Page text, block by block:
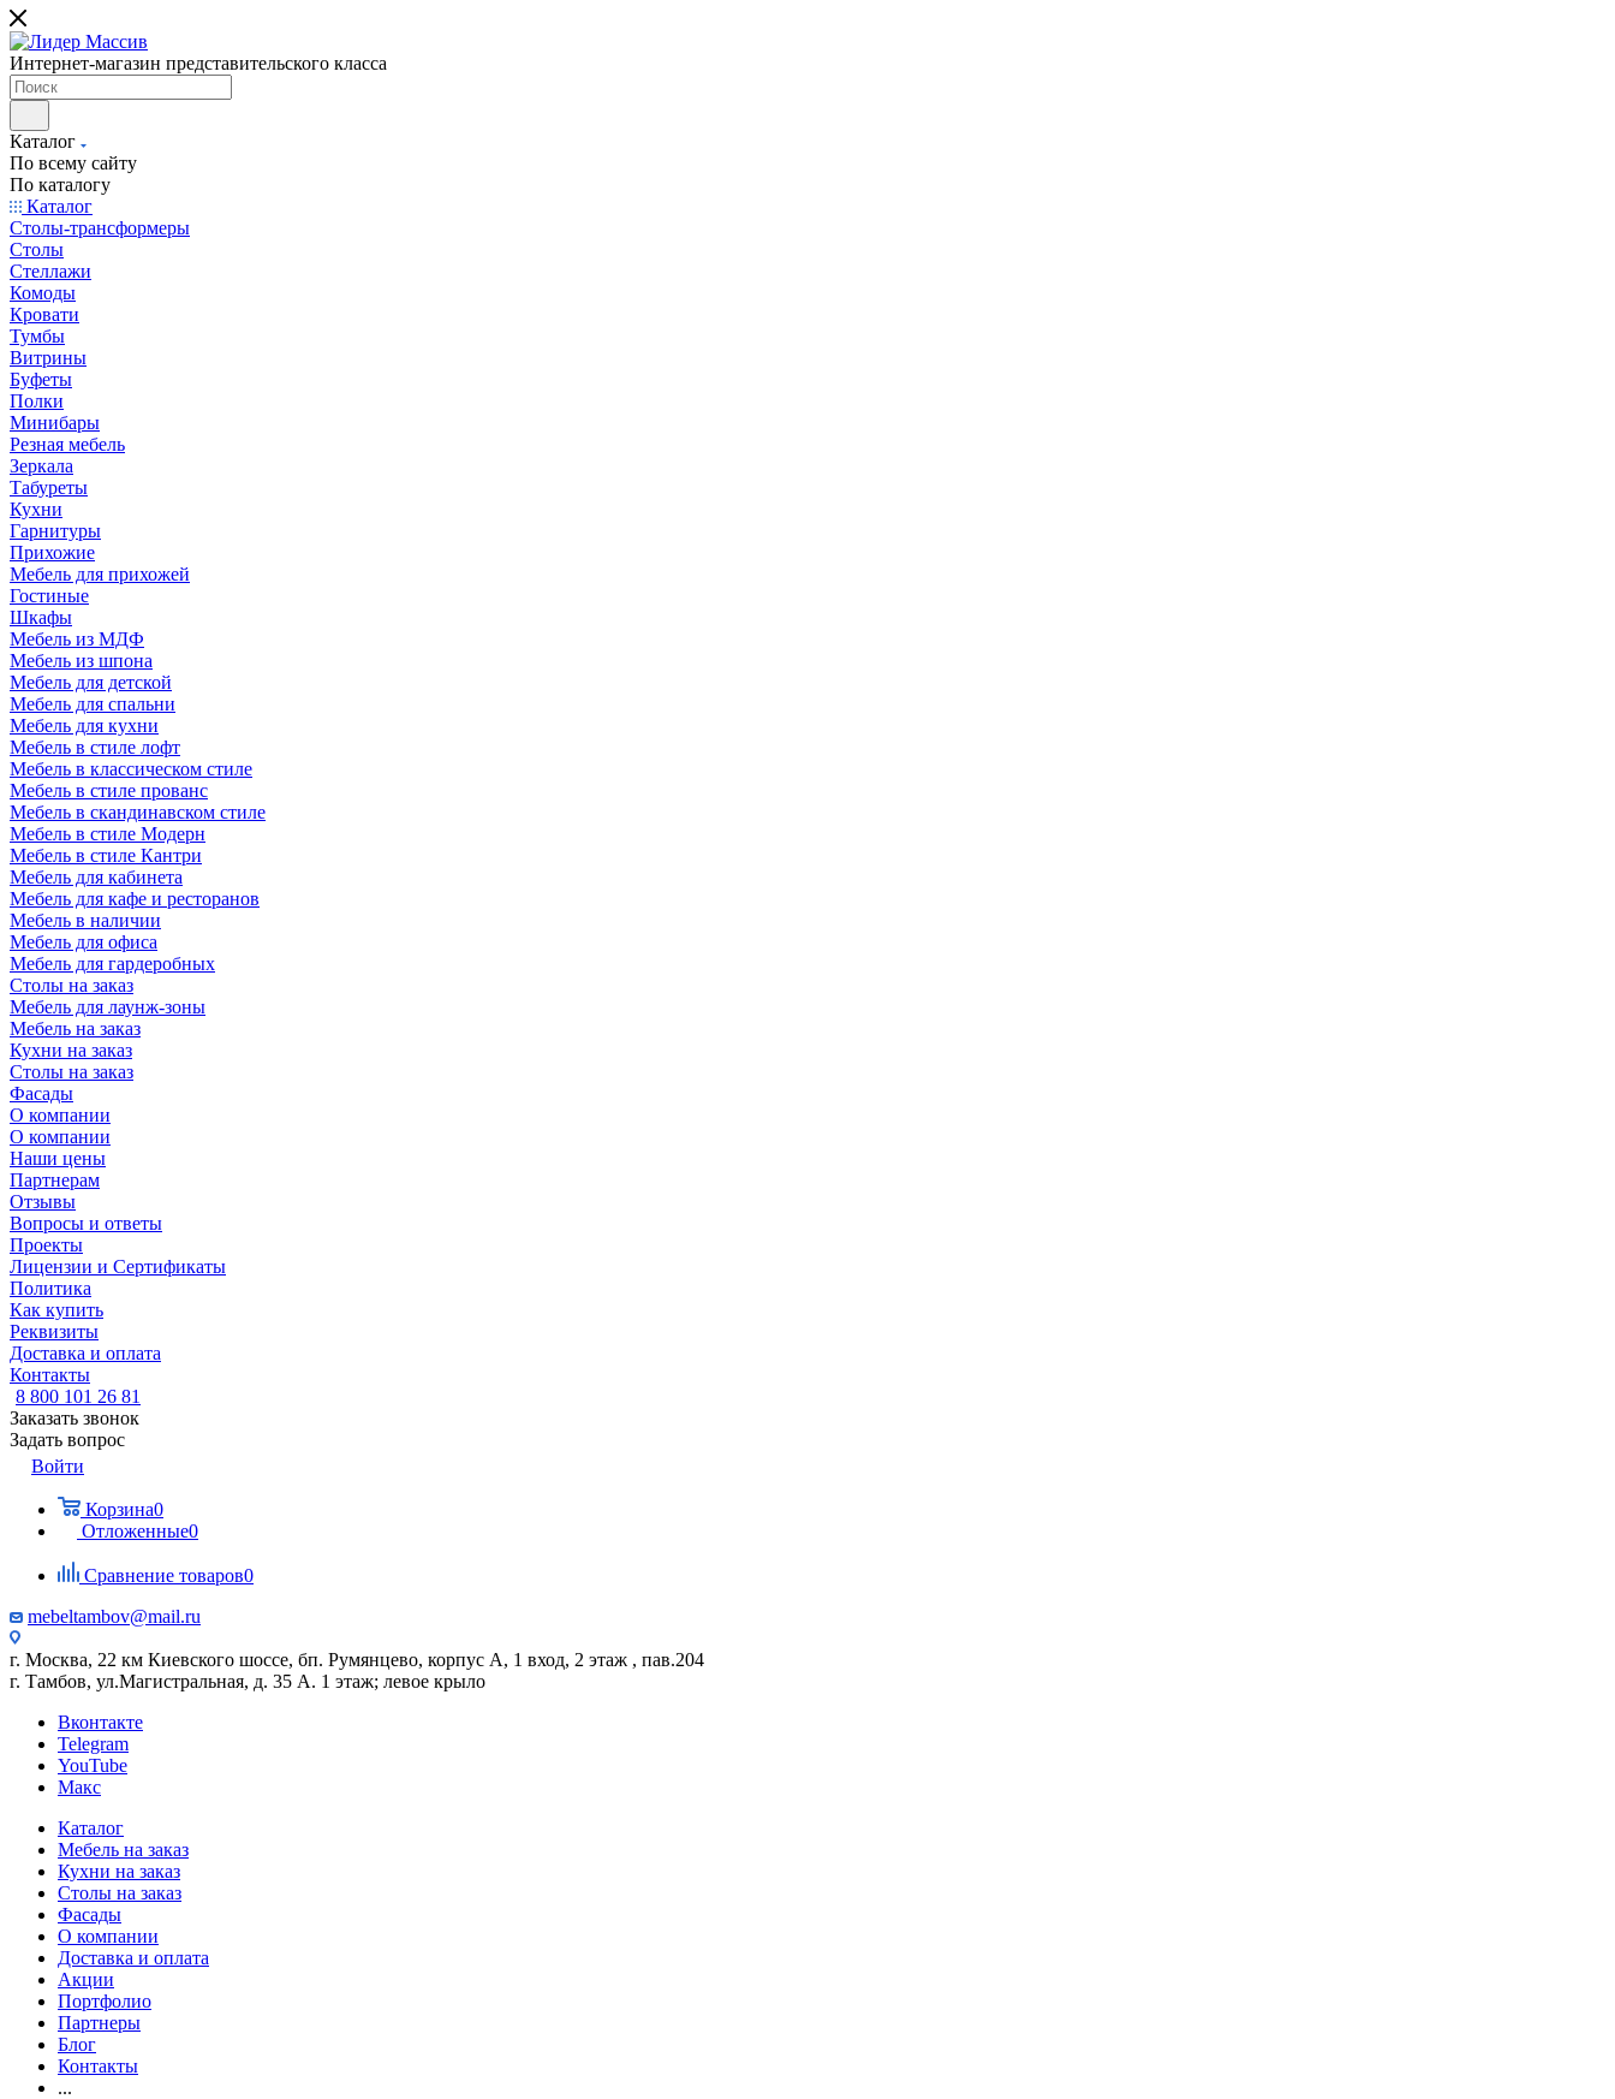
Интернет-магазин представительского класса
Каталог
По всему сайту
По каталогу
Каталог
Столы-трансформеры
Столы
Стеллажи
Комоды
Кровати
Тумбы
Витрины
Буфеты
Полки
Минибары
Резная мебель
Зеркала
Табуреты
Кухни
Гарнитуры
Прихожие
Мебель для прихожей
Гостиные
Шкафы
Мебель из МДФ
Мебель из шпона
Мебель для детской
Мебель для спальни
Мебель для кухни
Мебель в стиле лофт
Мебель в классическом стиле
Мебель в стиле прованс
Мебель в скандинавском стиле
Мебель в стиле Модерн
Мебель в стиле Кантри
Мебель для кабинета
Мебель для кафе и ресторанов
Мебель в наличии
Мебель для офиса
Мебель для гардеробных
Столы на заказ
Мебель для лаунж-зоны
Мебель на заказ
Кухни на заказ
Столы на заказ
Фасады
О компании
О компании
Наши цены
Партнерам
Отзывы
Вопросы и ответы
Проекты
Лицензии и Сертификаты
Политика
Как купить
Реквизиты
Доставка и оплата
Контакты
8 800 101 26 81
Заказать звонок
Задать вопрос
Войти
Корзина0
Отложенные0
Сравнение товаров0
mebeltambov@mail.ru
г. Москва, 22 км Киевского шоссе, бп. Румянцево, корпус А, 1 вход, 2 этаж , пав.204
г. Тамбов, ул.Магистральная, д. 35 А. 1 этаж; левое крыло
Вконтакте
Telegram
YouTube
Макс
Каталог
Мебель на заказ
Кухни на заказ
Столы на заказ
Фасады
О компании
Доставка и оплата
Акции
Портфолио
Партнеры
Блог
Контакты
...